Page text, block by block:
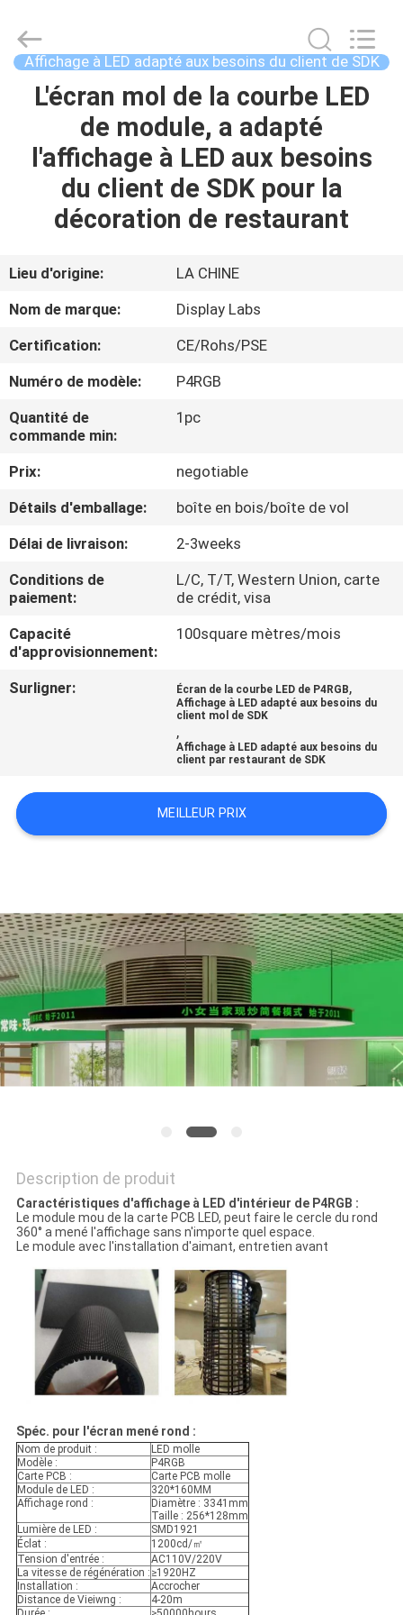
MAISON
PRODUITS
AU
DE
NOUS
VISITE
D'USINE
CONTRÔLE
DE
QUALITÉ
CONTACTEZ-
NOUS
DEMANDEZ
UNE
PLAN
DU
SITE
PRIVACY
POLICY
Display
Labs
LED
Co.,Ltd.
Reserved.
Affichage à LED adapté aux besoins du client de SDK
L'écran mol de la courbe LED
de module, a adapté
l'affichage à LED aux besoins
du client de SDK pour la
décoration de restaurant
Lieu d'origine:
LA CHINE
Nom de marque:
Display Labs
Certification:
CE/Rohs/PSE
Numéro de modèle:
P4RGB
Quantité de
commande min:
1pc
Prix:
negotiable
Détails d'emballage:
boîte en bois/boîte de vol
Délai de livraison:
2-3weeks
Conditions de
paiement:
L/C, T/T, Western Union, carte
de crédit, visa
Capacité
d'approvisionnement:
100square mètres/mois
Surligner: Écran de la courbe LED de P4RGB,
Affichage à LED adapté aux besoins du
client mol de SDK
,
Affichage à LED adapté aux besoins du
client par restaurant de SDK
MEILLEUR PRIX
Description de produit
Caractéristiques d'affichage à LED d'intérieur de P4RGB :
Le module mou de la carte PCB LED, peut faire le cercle du rond
360° a mené l'affichage sans n'importe quel espace.
Le module avec l'installation d'aimant, entretien avant
Spéc. pour l'écran mené rond :
Nom de produit :
LED molle
Modèle :
P4RGB
Carte PCB :
Carte PCB molle
Module de LED :
320*160MM
Affichage rond :
Diamètre : 3341mm
Taille : 256*128mm
Lumière de LED :
SMD1921
Éclat :
1200cd/㎡
Tension d'entrée :
AC110V/220V
La vitesse de régénération : ≥1920HZ
Installation :
Accrocher
Distance de Vieiwng :
4-20m